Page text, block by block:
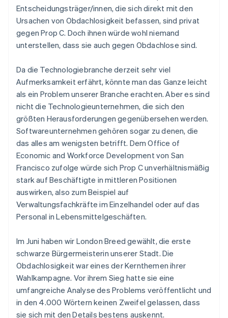
Entscheidungsträger/innen, die sich direkt mit den
Ursachen von Obdachlosigkeit befassen, sind privat
gegen Prop C. Doch ihnen würde wohl niemand
unterstellen, dass sie auch gegen Obdachlose sind.
Da die Technologiebranche derzeit sehr viel
Aufmerksamkeit erfährt, könnte man das Ganze leicht
als ein Problem unserer Branche erachten. Aber es sind
nicht die Technologieunternehmen, die sich den
größten Herausforderungen gegenübersehen werden.
Softwareunternehmen gehören sogar zu denen, die
das alles am wenigsten betrifft. Dem Office of
Economic and Workforce Development von San
Francisco zufolge würde sich Prop C unverhältnismäßig
stark auf Beschäftigte in mittleren Positionen
auswirken, also zum Beispiel auf
Verwaltungsfachkräfte im Einzelhandel oder auf das
Personal in Lebensmittelgeschäften.
Im Juni haben wir London Breed gewählt, die erste
schwarze Bürgermeisterin unserer Stadt. Die
Obdachlosigkeit war eines der Kernthemen ihrer
Wahlkampagne. Vor ihrem Sieg hatte sie eine
umfangreiche Analyse des Problems veröffentlicht und
in den 4.000 Wörtern keinen Zweifel gelassen, dass
sie sich mit den Details bestens auskennt.
Gibraltar
English
Griechenland
English
Indien
Irland
English
Italien
ItalianoEnglish
Japan
日本語English
Kanada
EnglishFrançais
Kroatien
English Italiano
Lettland
English
Liechtenstein
DeutschEnglish
Litauen
English
FrançaisDeutschEnglish
Malaysia
English简体中文
Malta
English
Mexiko
EspañolEnglish